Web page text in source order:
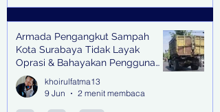
Armada Pengangkut Sampah
Kota Surabaya Tidak Layak
Oprasi & Bahayakan Pengguna
Jalan
khoirulfatma13
9 Jun
2 menit membaca